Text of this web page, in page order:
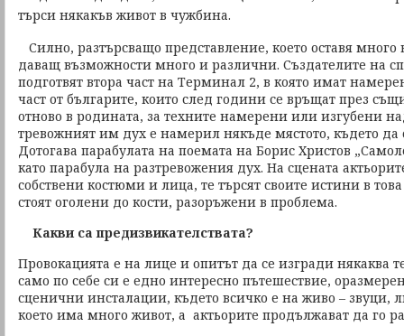
търси някакъв живот в чужбина.
Силно, разтърсващо представление, което оставя
даващ възможности много и различни. Създателите на
подготвят втора част на Терминал 2, в която имат
част от българите, които след години се връщат през
отново в родината, за техните намерени или изгубени
тревожният им дух е намерил някъде мястото, където да
Дотогава парабулата на поемата на Борис Христов
като парабула на разтревожения дух. На сцената
собствени костюми и лица, те търсят своите истини в
стоят оголени до кости, разоръжени в проблема.
Какви са предизвикателствата?
Провокацията е на лице и опитът да се изгради някаква
само по себе си е едно интересно пътешествие,
сценични инсталации, където всичко е на живо – звуци,
което има много живот, а актьорите продължават да го